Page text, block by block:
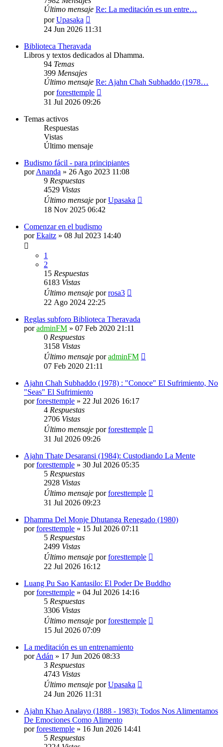
Último mensaje Re: La meditación es un entre…
porUpasaka
último
24 Jun 2026 11:31
Biblioteca Theravada
Libros y textos dedicados al Dhamma.
94 Temas
399 Mensajes
Último mensaje Re: Ajahn Chah Subhaddo (1978…
porforesttemple
31 Jul 2026 09:26
Temas activos
Respuestas
Vistas
Último mensaje
Budismo fácil - para principiantes
porAnanda » 26 Ago 2023 11:08
9 Respuestas
4529 Vistas
Último mensaje porUpasaka
18 Nov 2025 06:42
Comenzar en el budismo
porEkaitz » 08 Jul 2023 14:40
1
2
15 Respuestas
6183 Vistas
Último mensaje porrosa3
22 Ago 2024 22:25
Reglas subforo Biblioteca Theravada
poradminFM » 07 Feb 2020 21:11
0 Respuestas
3158 Vistas
Último mensaje poradminFM
07 Feb 2020 21:11
Ajahn Chah Subhaddo (1978) : "Conoce" El Sufrimiento, No
"Seas" El Sufrimiento
porforesttemple » 22 Jul 2026 16:17
4 Respuestas
2706 Vistas
Último mensaje porforesttemple
31 Jul 2026 09:26
Ajahn Thate Desaransi (1984): Custodiando La Mente
porforesttemple » 30 Jul 2026 05:35
5 Respuestas
2928 Vistas
Último mensaje porforesttemple
31 Jul 2026 09:23
Dhamma Del Monje Dhutanga Renegado (1980)
porforesttemple » 15 Jul 2026 07:11
5 Respuestas
2499 Vistas
Último mensaje porforesttemple
22 Jul 2026 16:12
Luang Pu Sao Kantasilo: El Poder De Buddho
porforesttemple » 04 Jul 2026 14:16
5 Respuestas
3306 Vistas
Último mensaje porforesttemple
15 Jul 2026 07:09
La meditación es un entrenamiento
porAdán » 17 Jun 2026 08:33
3 Respuestas
4743 Vistas
Último mensaje porUpasaka
24 Jun 2026 11:31
Ajahn Khao Analayo (1888 - 1983): Todos Nos Alimentamos
De Emociones Como Alimento
porforesttemple » 16 Jun 2026 14:41
5 Respuestas